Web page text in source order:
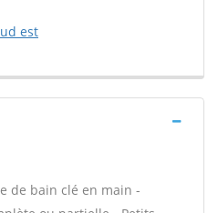
est
de bain clé en main -